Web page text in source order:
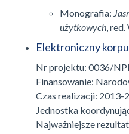
Monografia:
użytkowych ,
Elektroniczny
Nr projektu: 0036/
Finansowanie:
Czas realizacji: 2013-
Jednostka
Najważniejsze